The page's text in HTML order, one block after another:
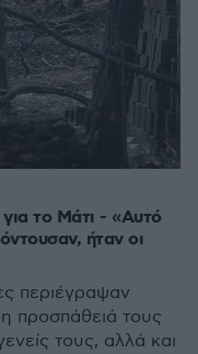
για το Μάτι - «Αυτό
ήταν οι
περιέγραψαν
προσπάθειά τους
τους, αλλά και